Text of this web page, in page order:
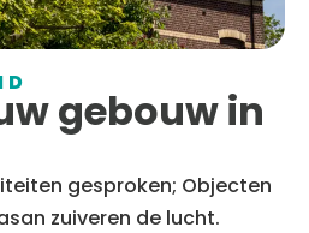
gebouw in
gesproken; Objecten
zuiveren de lucht.